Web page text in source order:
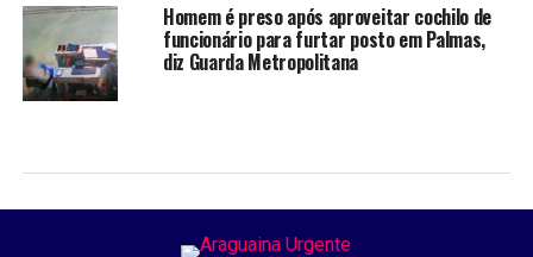
Homem é preso após aproveitar cochilo de
funcionário para furtar posto em Palmas,
diz Guarda Metropolitana